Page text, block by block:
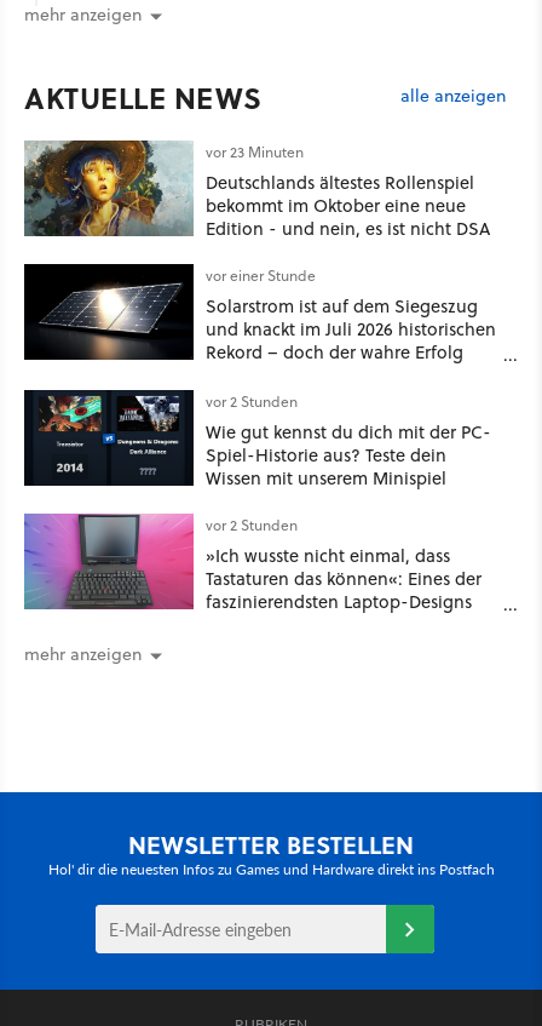
mehr anzeigen
AKTUELLE NEWS alle anzeigen
vor 23 Minuten
Deutschlands ältestes Rollenspiel
bekommt im Oktober eine neue
Edition - und nein, es ist nicht DSA
vor einer Stunde
Solarstrom ist auf dem Siegeszug
und knackt im Juli 2026 historischen
Rekord – doch der wahre Erfolg
vor 2 Stunden
Wie gut kennst du dich mit der PC-
Spiel-Historie aus? Teste dein
Wissen mit unserem Minispiel
vor 2 Stunden
»Ich wusste nicht einmal, dass
Tastaturen das können«: Eines der
faszinierendsten Laptop-Designs
mehr anzeigen
NEWSLETTER BESTELLEN
Hol' dir die neuesten Infos zu Games und Hardware direkt ins Postfach